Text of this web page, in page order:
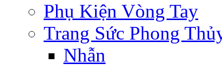
Phụ Kiện Vòng Tay
Trang Sức Phong
Nhẫn